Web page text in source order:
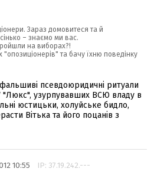
Зараз домовитеся та й
– знаємо ми вас.
на виборах?!
та бачу їхню поведінку
псевдоюридичні ритуали
"Люкс", узурпувавших ВСЮ владу в
юстицьки, холуйське бидло,
Вітька та його поцанів з
10:55 IP: 37.19.242.---